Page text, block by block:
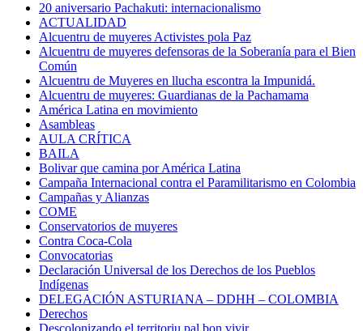
20 aniversario Pachakuti: internacionalismo
ACTUALIDAD
Alcuentru de muyeres Activistes pola Paz
Alcuentru de muyeres defensoras de la Soberanía para el Bien
Común
Alcuentru de Muyeres en llucha escontra la Impunidá.
Alcuentru de muyeres: Guardianas de la Pachamama
América Latina en movimiento
Asambleas
AULA CRÍTICA
BAILA
Bolivar que camina por América Latina
Campaña Internacional contra el Paramilitarismo en Colombia
Campañas y Alianzas
COME
Conservatorios de muyeres
Contra Coca-Cola
Convocatorias
Declaración Universal de los Derechos de los Pueblos
Indígenas
DELEGACIÓN ASTURIANA – DDHH – COLOMBIA
Derechos
Descolonizando el territoriu pal bon vivir